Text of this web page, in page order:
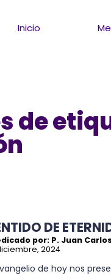
Inicio
de
DE
por: P. Juan Carlos
2024
de hoy nos